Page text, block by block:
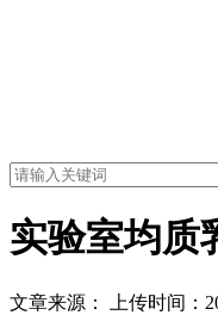
实验室均质
文章来源： 上传时间：